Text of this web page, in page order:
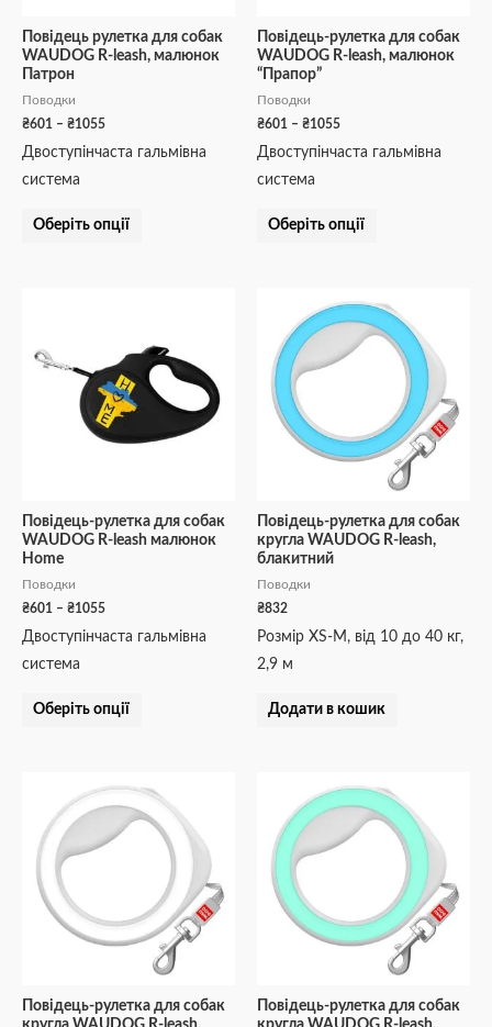
Повідець рулетка для собак
WAUDOG R-leash, малюнок
Патрон
Поводки
₴601 – ₴1055
Двоступінчаста гальмівна
система
Оберіть опції
на
сторінці
Повідець-рулетка для собак
WAUDOG R-leash, малюнок
“Прапор”
Поводки
₴601 – ₴1055
Двоступінчаста гальмівна
система
Оберіть опції
на
сторінці
Повідець-рулетка для собак
WAUDOG R-leash малюнок
Home
Поводки
₴601 – ₴1055
до
₴1055
Двоступінчаста гальмівна
система
Оберіть опції
має
кілька
варіантів.
Параметри
на
сторінці
Повідець-рулетка для собак
кругла WAUDOG R-leash,
блакитний
Поводки
₴832
Розмір XS-M, від 10 до 40 кг,
2,9 м
Додати в кошик
Повідець-рулетка для собак
Повідець-рулетка для собак